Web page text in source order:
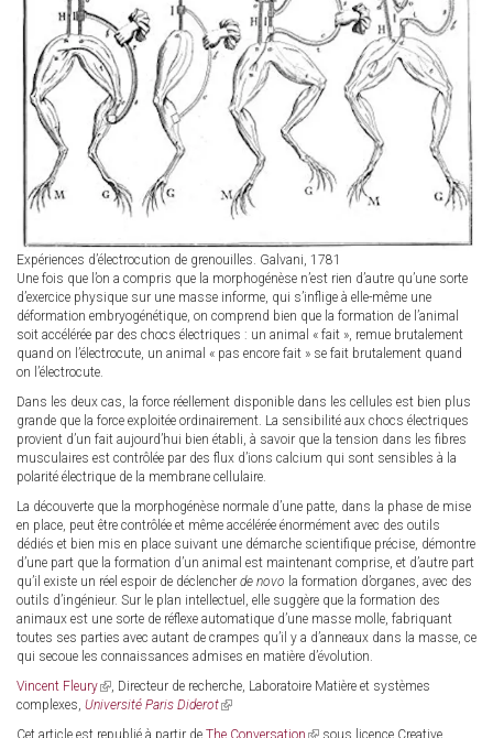
Expériences d’électrocution de grenouilles. Galvani, 1781
Une fois que l’on a compris que la morphogénèse n’est rien d’autre qu’une sorte
d’exercice physique sur une masse informe, qui s’inflige à elle-même une
déformation embryogénétique, on comprend bien que la formation de l’animal
soit accélérée par des chocs électriques : un animal « fait », remue brutalement
quand on l’électrocute, un animal « pas encore fait » se fait brutalement quand
on l’électrocute.
Dans les deux cas, la force réellement disponible dans les cellules est bien plus
grande que la force exploitée ordinairement. La sensibilité aux chocs électriques
provient d’un fait aujourd’hui bien établi, à savoir que la tension dans les fibres
musculaires est contrôlée par des flux d’ions calcium qui sont sensibles à la
polarité électrique de la membrane cellulaire.
La découverte que la morphogénèse normale d’une patte, dans la phase de mise
en place, peut être contrôlée et même accélérée énormément avec des outils
dédiés et bien mis en place suivant une démarche scientifique précise, démontre
d’une part que la formation d’un animal est maintenant comprise, et d’autre part
qu’il existe un réel espoir de déclencher de novo la formation d’organes, avec des
outils d’ingénieur. Sur le plan intellectuel, elle suggère que la formation des
animaux est une sorte de réflexe automatique d’une masse molle, fabriquant
toutes ses parties avec autant de crampes qu’il y a d’anneaux dans la masse, ce
qui secoue les connaissances admises en matière d’évolution.
Vincent Fleury(link
is
, Directeur de recherche, Laboratoire Matière et systèmes
complexes, Université Paris Diderot(link
Cet article est republié à partir de The Conversation (linksous licence Creative